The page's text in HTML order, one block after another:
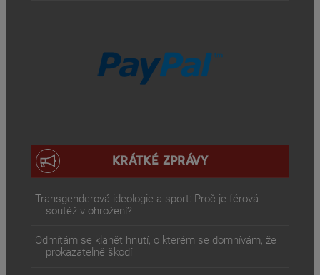
KRÁTKÉ ZPRÁVY
Transgenderová ideologie a sport: Proč je férová
soutěž v ohrožení?
Odmítám se klanět hnutí, o kterém se domnívám, že
prokazatelně škodí